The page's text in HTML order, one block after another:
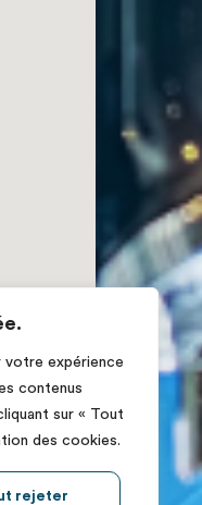
votre expérience
contenus
sur « Tout
des cookies.
rejeter